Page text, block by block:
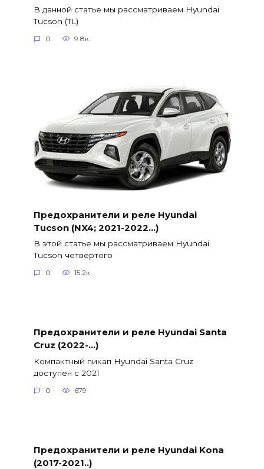
В данной статье мы рассматриваем Hyundai
Tucson (TL)
0 9.8к.
Предохранители и реле Hyundai
Tucson (NX4; 2021-2022…)
В этой статье мы рассматриваем Hyundai
Tucson четвертого
0 15.2к.
Предохранители и реле Hyundai Santa
Cruz (2022-…)
Компактный пикап Hyundai Santa Cruz
доступен с 2021
0 679
Предохранители и реле Hyundai Kona
(2017-2021..)